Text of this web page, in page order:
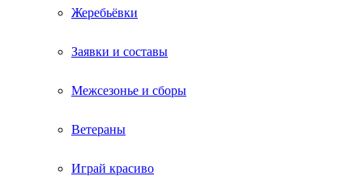
Жеребьёвки
Заявки и составы
Межсезонье и сборы
Ветераны
Играй красиво